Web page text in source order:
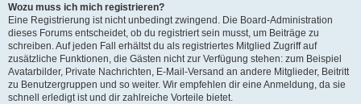
Wozu muss ich mich registrieren?
Eine Registrierung ist nicht unbedingt zwingend. Die Board-Administration
dieses Forums entscheidet, ob du registriert sein musst, um Beiträge zu
schreiben. Auf jeden Fall erhältst du als registriertes Mitglied Zugriff auf
zusätzliche Funktionen, die Gästen nicht zur Verfügung stehen: zum Beispiel
Avatarbilder, Private Nachrichten, E-Mail-Versand an andere Mitglieder, Beitritt
zu Benutzergruppen und so weiter. Wir empfehlen dir eine Anmeldung, da sie
schnell erledigt ist und dir zahlreiche Vorteile bietet.